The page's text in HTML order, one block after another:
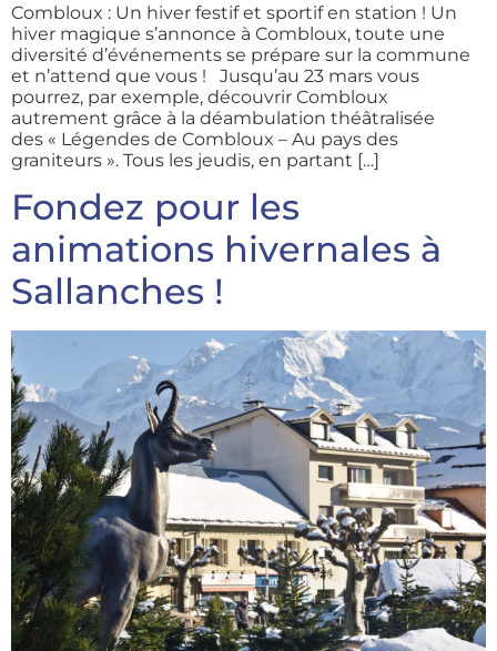
Combloux : Un hiver festif et sportif en station ! Un
hiver magique s’annonce à Combloux, toute une
diversité d’événements se prépare sur la commune
et n’attend que vous ! Jusqu’au 23 mars vous
pourrez, par exemple, découvrir Combloux
autrement grâce à la déambulation théâtralisée
des « Légendes de Combloux – Au pays des
graniteurs ». Tous les jeudis, en partant […]
Fondez pour les
animations hivernales à
Sallanches !